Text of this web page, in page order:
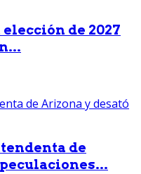
de 2027
de